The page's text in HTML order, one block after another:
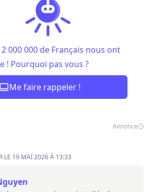
000 000 de Français nous ont
! Pourquoi pas vous ?
Me faire rappeler !
Annonce
LE 19 MAI 2026 À 13:33